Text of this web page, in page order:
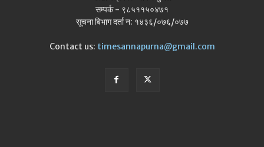
सम्पर्क - ९८५११५०४७१
सूचना बिभाग दर्ता न: १४३६/०७६/०७७
Contact us: timesannapurna@gmail.com